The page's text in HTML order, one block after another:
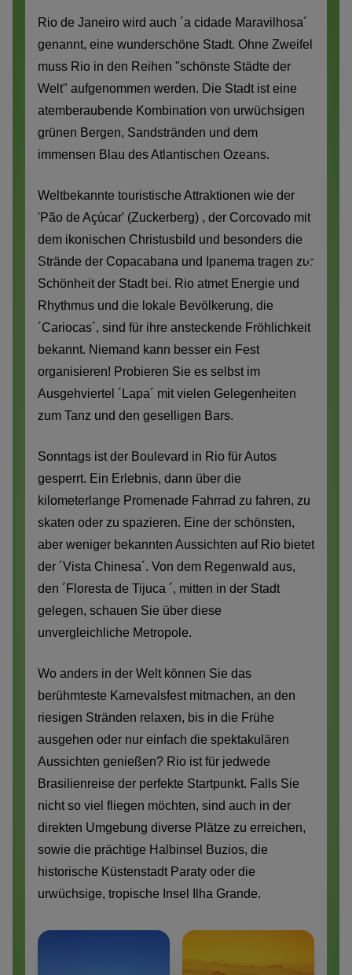
Rio de Janeiro wird auch ´a cidade Maravilhosa´
genannt, eine wunderschöne Stadt. Ohne Zweifel
muss Rio in den Reihen "schönste Städte der
Welt" aufgenommen werden. Die Stadt ist eine
atemberaubende Kombination von urwüchsigen
grünen Bergen, Sandstränden und dem
immensen Blau des Atlantischen Ozeans.
Weltbekannte touristische Attraktionen wie der
'Pão de Açúcar' (Zuckerberg) , der Corcovado mit
dem ikonischen Christusbild und besonders die
Strände der Copacabana und Ipanema tragen zur
Schönheit der Stadt bei. Rio atmet Energie und
Rhythmus und die lokale Bevölkerung, die
´Cariocas´, sind für ihre ansteckende Fröhlichkeit
bekannt. Niemand kann besser ein Fest
organisieren! Probieren Sie es selbst im
Ausgehviertel ´Lapa´ mit vielen Gelegenheiten
zum Tanz und den geselligen Bars.
Sonntags ist der Boulevard in Rio für Autos
gesperrt. Ein Erlebnis, dann über die
kilometerlange Promenade Fahrrad zu fahren, zu
skaten oder zu spazieren. Eine der schönsten,
aber weniger bekannten Aussichten auf Rio bietet
der ´Vista Chinesa´. Von dem Regenwald aus,
den ´Floresta de Tijuca ´, mitten in der Stadt
gelegen, schauen Sie über diese
unvergleichliche Metropole.
Wo anders in der Welt können Sie das
berühmteste Karnevalsfest mitmachen, an den
riesigen Stränden relaxen, bis in die Frühe
ausgehen oder nur einfach die spektakulären
Aussichten genießen? Rio ist für jedwede
Brasilienreise der perfekte Startpunkt. Falls Sie
nicht so viel fliegen möchten, sind auch in der
direkten Umgebung diverse Plätze zu erreichen,
sowie die prächtige Halbinsel Buzios, die
historische Küstenstadt Paraty oder die
urwüchsige, tropische Insel Ilha Grande.